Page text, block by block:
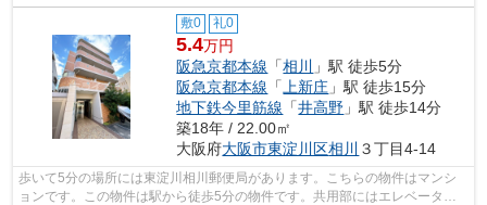
敷0 礼0
5.4万円
阪急京都本線 「相川
」駅 徒歩5分
阪急京都本線 「 上新庄 」駅 徒歩15分
地下鉄今里筋線 「井高野 」駅 徒歩14分
築18年 / 22.00㎡
大阪府大阪市東淀川区相川 ３丁目4-14
歩いて5分の場所には東淀川相川郵便局があります。こちらの物件はマンシ
ョンです。この物件は駅から徒歩5分の物件です。共用部にはエレベータ・